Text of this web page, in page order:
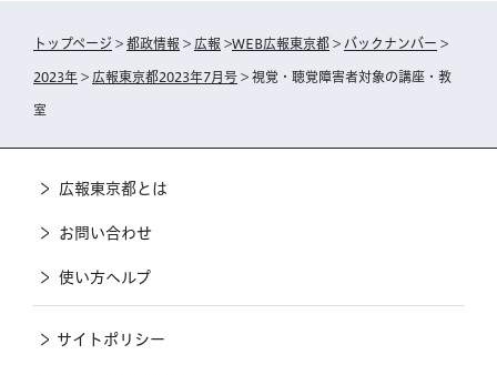
トップページ > 都政情報 > 広報 >WEB広報東京都 > バックナンバー >
2023年 > 広報東京都2023年7月号 > 視覚・聴覚障害者対象の講座・教
室
広報東京都とは
お問い合わせ
使い方ヘルプ
サイトポリシー